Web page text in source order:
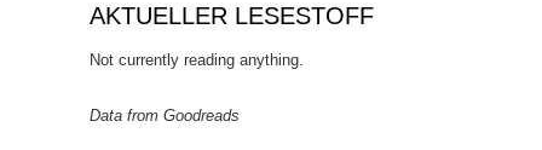
AKTUELLER LESESTOFF
Not currently reading anything.
Data from Goodreads